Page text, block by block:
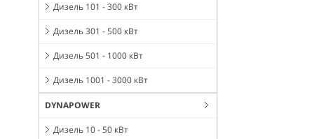
Дизель 101 - 300 кВт
Дизель 301 - 500 кВт
Дизель 501 - 1000 кВт
Дизель 1001 - 3000 кВт
DYNAPOWER
Дизель 10 - 50 кВт